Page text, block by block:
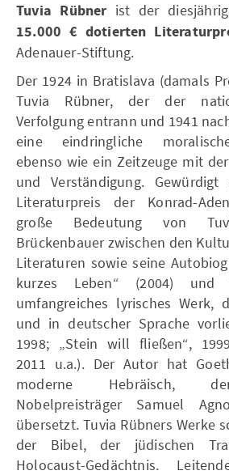
Tuvia Rübner ist der
15.000 € dotierten
Adenauer-Stiftung.
Der 1924 in Bratislava (damals
Tuvia Rübner, der der
Verfolgung entrann und 1941
eine eindringliche
ebenso wie ein Zeitzeuge mit
und Verständigung.
Literaturpreis der Konrad-
große Bedeutung von
Brückenbauer zwischen den
Literaturen sowie seine
kurzes Leben“ (2004)
umfangreiches lyrisches Werk,
und in deutscher Sprache
1998; „Stein will fließen“,
2011 u.a.). Der Autor hat
moderne Hebräisch,
Nobelpreisträger Samuel
übersetzt. Tuvia Rübners Werke
der Bibel, der jüdischen
Holocaust-Gedächtnis.